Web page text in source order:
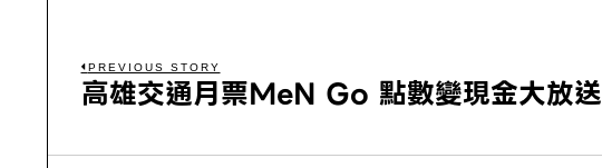
PREVIOUS STORY
高雄交通月票MeN Go 點數變現金大放送